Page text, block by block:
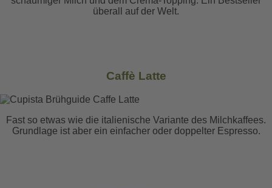
überall auf der Welt.
Caffè Latte
Fast so etwas wie die italienische Variante des Milchkaffees.
Grundlage ist aber ein einfacher oder doppelter Espresso.